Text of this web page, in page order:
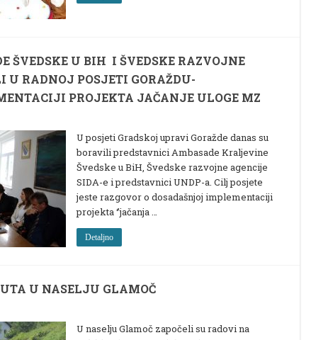
ŠVEDSKE U BIH I ŠVEDSKE RAZVOJNE
RADNOJ POSJETI GORAŽDU-
PROJEKTA JAČANJE ULOGE MZ
U posjeti Gradskoj upravi Goražde danas su
boravili predstavnici Ambasade Kraljevine
Švedske u BiH, Švedske razvojne agencije
SIDA-e i predstavnici UNDP-a. Cilj posjete
jeste razgovor o dosadašnjoj implementaciji
projekta ‘’jačanja …
Detaljno
U NASELJU GLAMOČ
U naselju Glamoč započeli su radovi na